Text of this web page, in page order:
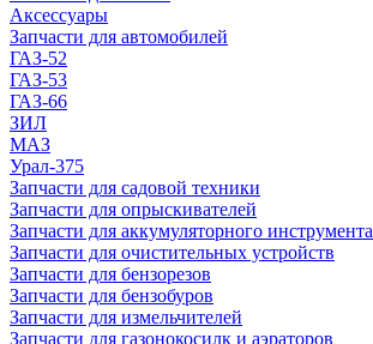
Аксессуары
Запчасти для автомобилей
ГАЗ-52
ГАЗ-53
ГАЗ-66
ЗИЛ
МАЗ
Урал-375
Запчасти для садовой техники
Запчасти для опрыскивателей
Запчасти для аккумуляторного инструмента
Запчасти для очистительных устройств
Запчасти для бензорезов
Запчасти для бензобуров
Запчасти для измельчителей
Запчасти для газонокосилк и аэраторов